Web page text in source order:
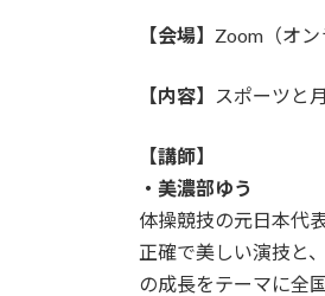
【会場】 Zoom（オン
【内容】 スポーツと
【講師】
・美濃部ゆう
体操競技の元日本代
正確で美しい演技と
の成長をテーマに全